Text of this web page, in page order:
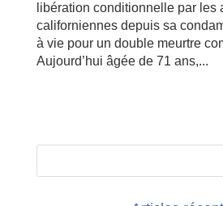
libération conditionnelle par les
californiennes depuis sa
à vie pour un double meurtre
Aujourd’hui âgée de 71 ans,...